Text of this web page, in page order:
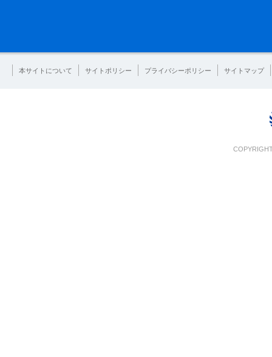
本サイトについて サイトポリシー プライバシーポリシー サイトマップ